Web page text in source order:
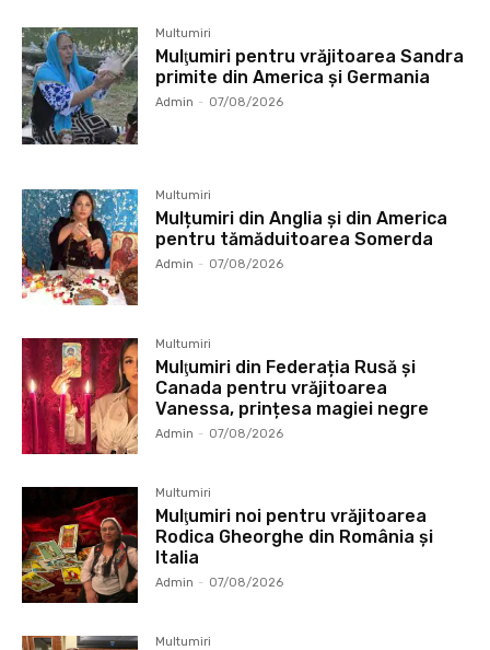
Multumiri
Mulţumiri pentru vrăjitoarea Sandra
primite din America și Germania
Admin - 07/08/2026
Multumiri
Mulțumiri din Anglia și din America
pentru tămăduitoarea Somerda
Admin - 07/08/2026
Multumiri
Mulţumiri din Federația Rusă și
Canada pentru vrăjitoarea
Vanessa, prințesa magiei negre
Admin - 07/08/2026
Multumiri
Mulţumiri noi pentru vrăjitoarea
Rodica Gheorghe din România și
Italia
Admin - 07/08/2026
Multumiri